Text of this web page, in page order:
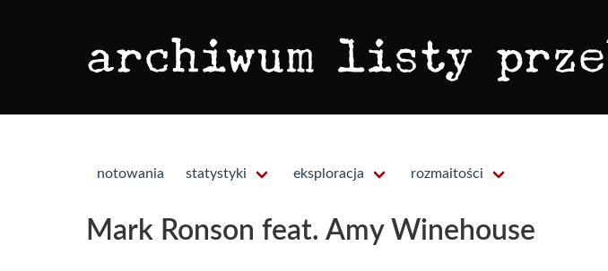
notowania statystyki eksploracja rozmaitości
Mark Ronson feat. Amy Winehouse